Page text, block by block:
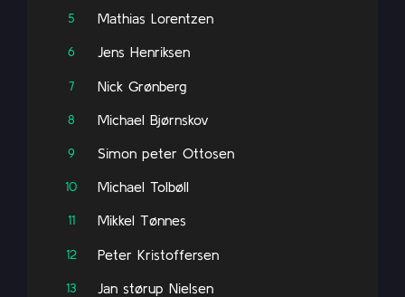
5 Mathias Lorentzen
6 Jens Henriksen
7 Nick Grønberg
8 Michael Bjørnskov
9 Simon peter Ottosen
10 Michael Tolbøll
11 Mikkel Tønnes
12 Peter Kristoffersen
13 Jan størup Nielsen